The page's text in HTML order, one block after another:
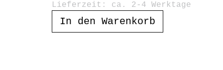
Lieferzeit: ca. 2-4 Werktage
In den Warenkorb